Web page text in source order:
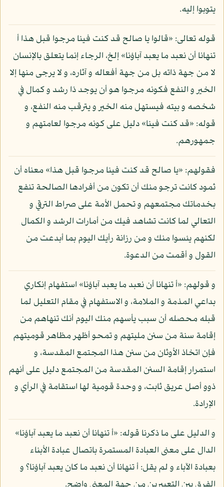
يتوبوا إليه.
قوله تعالى: «قالوا يا صالح قد كنت فينا مرجوا قبل هذا أ
تنهانا أن نعبد ما يعبد آباؤنا» إلخ، الرجاء إنما يتعلق بالإنسان
لا من جهة ذاته بل من جهة أفعاله و آثاره، و لا يرجى منها إلا
الخير و النفع فكونه مرجوا هو أن يوجد ذا رشد و كمال في
شخصه و بيته فيستهل منه الخير و يترقب منه النفع، و
قوله: «قد كنت فينا» دليل على كونه مرجوا لعامتهم و
جمهورهم.
فقولهم: «يا صالح قد كنت فينا مرجوا قبل هذا» معناه أن
ثمود كانت ترجو منك أن تكون من أفرادها الصالحة تنفع
بخدماتك مجتمعهم و تحمل الأمة على صراط الترقي و
التعالي لما كانت تشاهد فيك من أمارات الرشد و الكمال
لكنهم يئسوا منك و من رزانة رأيك اليوم بما أبدعت من
القول و أقمت من الدعوة.
و قولهم: «أ تنهانا أن نعبد ما يعبد آباؤنا» استفهام إنكاري
بداعي المذمة و الملامة، و الاستفهام في مقام التعليل لما
قبله محصله أن سبب يأسهم منك اليوم أنك تنهاهم من
إقامة سنة من سنن مليتهم و تمحو أظهر مظاهر قوميتهم
فإن اتخاذ الأوثان من سنن هذا المجتمع المقدسة، و
استمرار إقامة السنن المقدسة من المجتمع دليل على أنهم
ذوو أصل عريق ثابت، و وحدة قومية لها استقامة في الرأي و
الإرادة.
و الدليل على ما ذكرنا قوله: «أ تنهانا أن نعبد ما يعبد آباؤنا»
الدال على معنى العبادة المستمرة باتصال عبادة الأبناء
بعبادة الآباء و لم يقل: أ تنهانا أن نعبد ما كان يعبد آباؤنا؟ و